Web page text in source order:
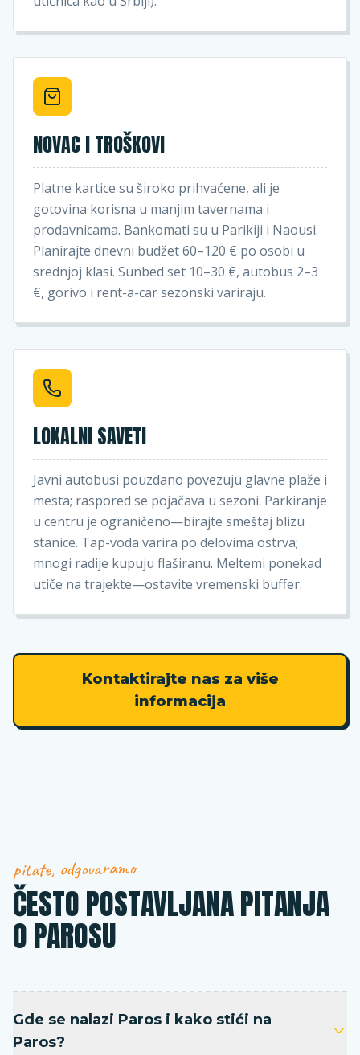
NOVAC I TROŠKOVI
Platne kartice su široko prihvaćene, ali je
gotovina korisna u manjim tavernama i
prodavnicama. Bankomati su u Parikiji i Naousi.
Planirajte dnevni budžet 60–120 € po osobi u
srednjoj klasi. Sunbed set 10–30 €, autobus 2–3
€, gorivo i rent-a-car sezonski variraju.
LOKALNI SAVETI
Javni autobusi pouzdano povezuju glavne plaže i
mesta; raspored se pojačava u sezoni. Parkiranje
u centru je ograničeno—birajte smeštaj blizu
stanice. Tap-voda varira po delovima ostrva;
mnogi radije kupuju flaširanu. Meltemi ponekad
utiče na trajekte—ostavite vremenski buffer.
Kontaktirajte nas za više
informacija
pitate, odgovaramo
ČESTO POSTAVLJANA PITANJA
O PAROSU
Gde se nalazi Paros i kako stići na
Paros?